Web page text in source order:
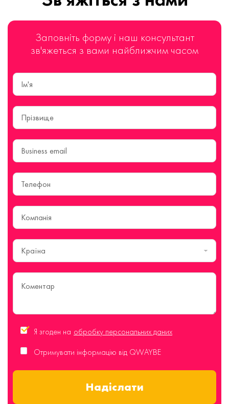
Заповніть форму і наш консультант
зв'яжеться з вами найближчим часом
Країна
Я згоден на обробку персональних даних
Отримувати інформацію від QWAYBE
Надіслати